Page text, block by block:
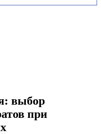
выбор
при